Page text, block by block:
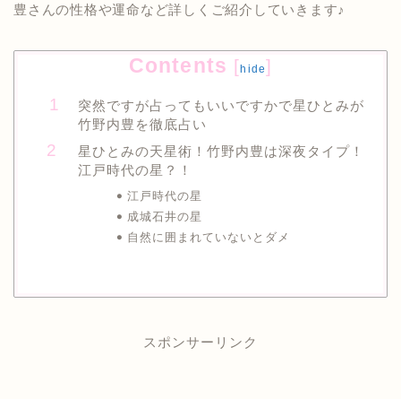
豊さんの性格や運命など詳しくご紹介していきます♪
Contents [hide]
突然ですが占ってもいいですかで星ひとみが
竹野内豊を徹底占い
星ひとみの天星術！竹野内豊は深夜タイプ！
江戸時代の星？！
江戸時代の星
成城石井の星
自然に囲まれていないとダメ
スポンサーリンク